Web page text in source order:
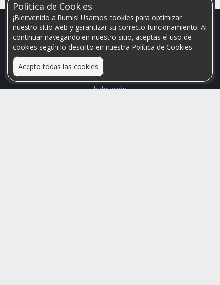
Politica de Cookies
¡Bienvenido a Rumis! Usamos cookies para optimizar
nuestro sitio web y garantizar su correcto funcionamiento. Al
continuar navegando en nuestro sitio, aceptas el uso de
cookies según lo descrito en nuestra Política de Cookies.
Acepto todas las cookies
Relacionamos personas que arriendan con las que buscan una
habitación